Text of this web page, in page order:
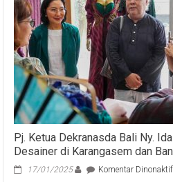
Pj. Ketua Dekranasda Bali Ny.
Desainer di Karangasem dan
17/01/2025 Komentar